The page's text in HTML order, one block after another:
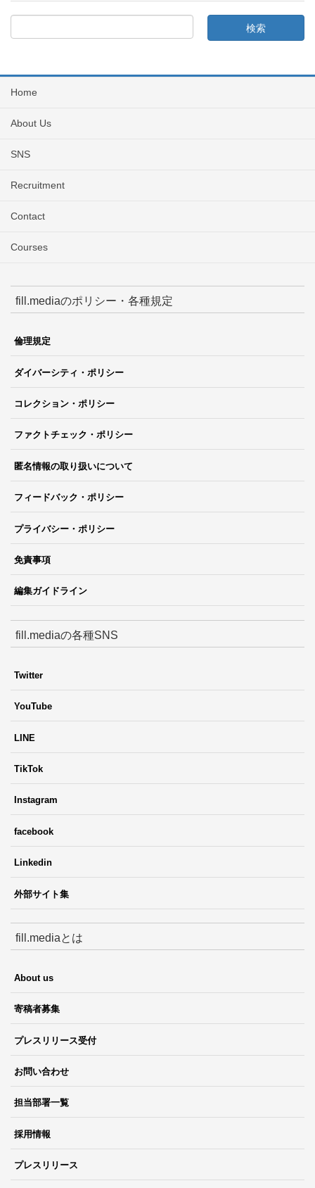
Home
About Us
SNS
Recruitment
Contact
Courses
fill.mediaのポリシー・各種規定
倫理規定
ダイバーシティ・ポリシー
コレクション・ポリシー
ファクトチェック・ポリシー
匿名情報の取り扱いについて
フィードバック・ポリシー
プライバシー・ポリシー
免責事項
編集ガイドライン
fill.mediaの各種SNS
Twitter
YouTube
LINE
TikTok
Instagram
facebook
Linkedin
外部サイト集
fill.mediaとは
About us
寄稿者募集
プレスリリース受付
お問い合わせ
担当部署一覧
採用情報
プレスリリース